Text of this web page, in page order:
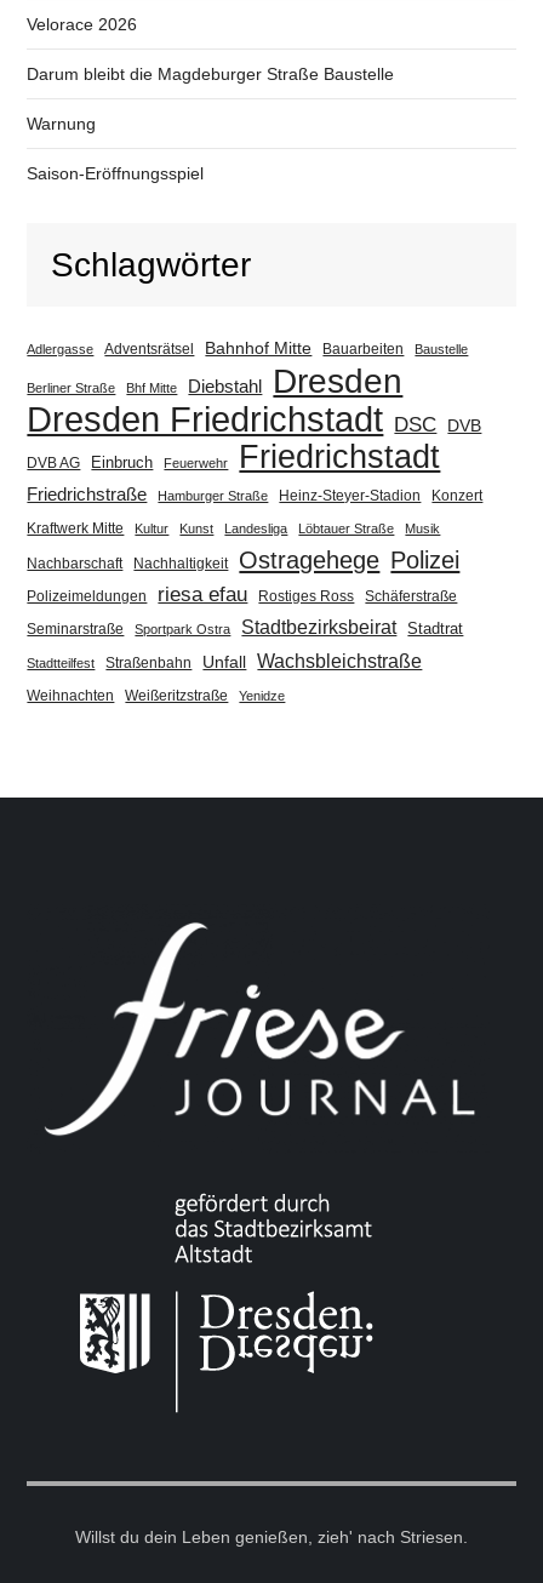
Velorace 2026
Darum bleibt die Magdeburger Straße Baustelle
Warnung
Saison-Eröffnungsspiel
Schlagwörter
Adlergasse Adventsrätsel Bahnhof Mitte Bauarbeiten Baustelle
Berliner Straße Bhf Mitte Diebstahl Dresden
Dresden Friedrichstadt DSC DVB
DVB AG Einbruch Feuerwehr Friedrichstadt
Friedrichstraße Hamburger Straße Heinz-Steyer-Stadion
Konzert
Kraftwerk Mitte
Kultur Kunst Landesliga Löbtauer Straße Musik
Nachbarschaft Nachhaltigkeit Ostragehege Polizei
Polizeimeldungen riesa efau Rostiges Ross Schäferstraße
Seminarstraße Sportpark Ostra Stadtbezirksbeirat Stadtrat
Stadtteilfest Straßenbahn Unfall Wachsbleichstraße
Weihnachten Weißeritzstraße Yenidze
Willst du dein Leben genießen, zieh' nach Striesen.